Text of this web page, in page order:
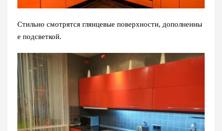
Стильно смотрятся глянцевые поверхности, дополненны
е подсветкой.